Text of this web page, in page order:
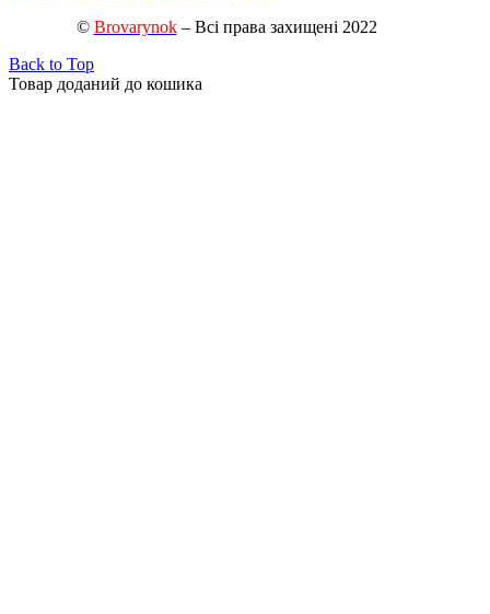
© Brovarynok– Всі права захищені 2022
Back to Top
Товар доданий до кошика